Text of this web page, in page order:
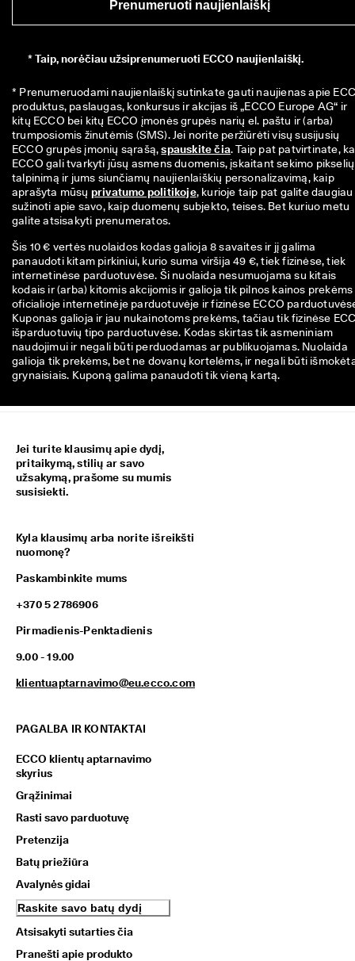
Prenumeruoti naujienlaiškį
*Taip, norėčiau užsiprenumeruoti ECCO naujienlaiškį.
* Prenumeruodami naujienlaiškį sutinkate gauti naujienas apie
produktus, paslaugas, konkursus ir akcijas iš „ECCO Europe AG“ ir
kitų ECCO bei kitų ECCO įmonės grupės narių el. paštu ir (arba)
trumposiomis žinutėmis (SMS). Jei norite peržiūrėti visų susijusių
ECCO grupės įmonių sąrašą, spauskite čia. Taip pat patvirtinate,
ECCO gali tvarkyti jūsų asmens duomenis, įskaitant sekimo pikselių
talpinimą ir jums siunčiamų naujienlaiškių personalizavimą, kaip
aprašyta mūsų privatumo politikoje, kurioje taip pat galite daugiau
sužinoti apie savo, kaip duomenų subjekto, teises. Bet kuriuo metu
galite atsisakyti prenumeratos.
Šis 10 € vertės nuolaidos kodas galioja 8 savaites ir jį galima
panaudoti kitam pirkiniui, kurio suma viršija 49 €, tiek fizinėse, tiek
internetinėse parduotuvėse. Ši nuolaida nesumuojama su kitais
kodais ir (arba) kitomis akcijomis ir galioja tik pilnos kainos prekėms
oficialioje internetinėje parduotuvėje ir fizinėse ECCO
Kuponas galioja ir jau nukainotoms prekėms, tačiau tik fizinėse
išparduotuvių tipo parduotuvėse. Kodas skirtas tik asmeniniam
naudojimui ir negali būti perduodamas ar publikuojamas. Nuolaida
galioja tik prekėms, bet ne dovanų kortelėms, ir negali būti
grynaisiais. Kuponą galima panaudoti tik vieną kartą.
Jei turite klausimų apie dydį,
pritaikymą, stilių ar savo
užsakymą, prašome su mumis
susisiekti.
Kyla klausimų arba norite išreikšti
nuomonę?
Paskambinkite mums
+370 5 2786906
Pirmadienis-Penktadienis
9.00 - 19.00
klientuaptarnavimo@eu.ecco.com
PAGALBA IR KONTAKTAI
ECCO klientų aptarnavimo
skyrius
Grąžinimai
Rasti savo parduotuvę
Pretenzija
Batų priežiūra
Avalynės gidai
Raskite savo batų dydį
Atsisakyti sutarties čia
Pranešti apie produkto